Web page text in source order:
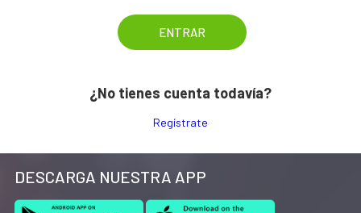
¿No tienes cuenta todavía?
Regístrate
DESCARGA NUESTRA APP